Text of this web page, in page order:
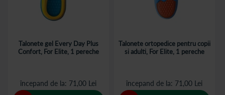
Talonete gel Every Day Plus
Confort, For Elite, 1 pereche
începand de la 71,00 Lei
Talonete ortopedice pentru copii
si adulti, For Elite, 1 pereche
începand de la 71,00 Lei